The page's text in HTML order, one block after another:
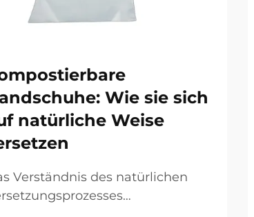
Wie sie sich
natürliche Weise
Verständnis des natürlichen